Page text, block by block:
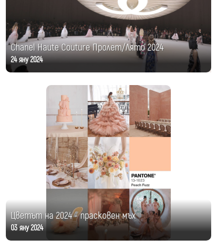
Chanel Haute Couture Пролет/Лято 2024
24 яну 2024
Цветът на 2024 - прасковен мъх
03 яну 2024